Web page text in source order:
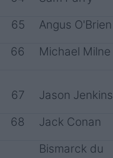
65
Angus O'Brien
66
Michael Milne
67 Jason Jenkins
68
Jack Conan
Bismarck du